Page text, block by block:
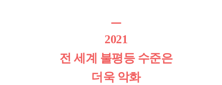
ㅡ
2021
전 세계 불평등 수준은
더욱 악화